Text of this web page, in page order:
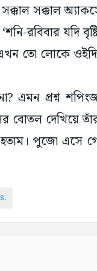
সক্কাল
রবিবার যদি
তো লোকে
এমন প্রশ্ন
বোতল দেখিয়ে
হতাম। পুজো এসে